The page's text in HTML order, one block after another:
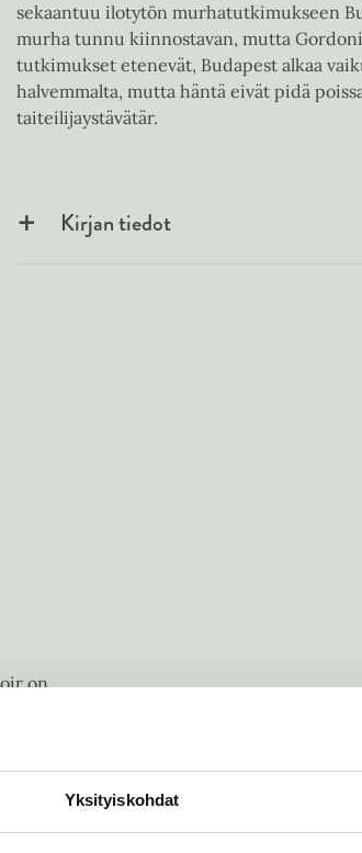
Yksityiskohdat
sekaantuu ilotytön murhatutkimukseen
murha tunnu kiinnostavan, mutta
tutkimukset etenevät, Budapest alkaa
halvemmalta, mutta häntä eivät pidä
taiteilijaystävätär.
Kirjan tiedot
on